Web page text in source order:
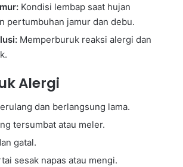
Kondisi lembap saat hujan
pertumbuhan jamur dan debu.
Memperburuk reaksi alergi dan
Alergi
dan berlangsung lama.
tersumbat atau meler.
gatal.
sesak napas atau mengi.